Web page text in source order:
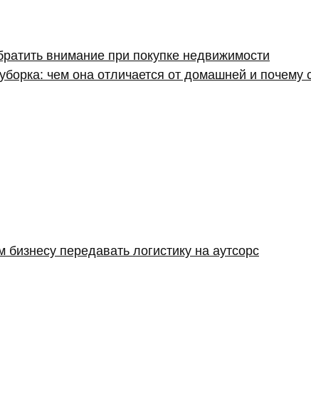
внимание при покупке недвижимости
чем она отличается от домашней и почему
бизнесу передавать логистику на аутсорс